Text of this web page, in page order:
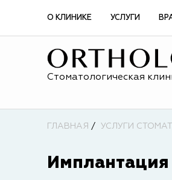
О КЛИНИКЕ УСЛУГИ
Стоматологическая
ГЛАВНАЯ УСЛУГИ